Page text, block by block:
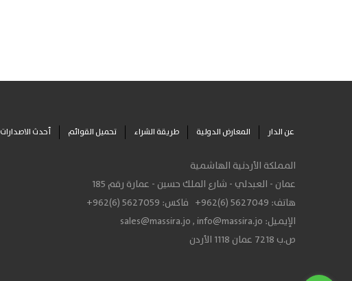
عن الدار المعارض الدولية طريقة الشراء تحميل القوائم أحدث الاصدارات
المملكة الأردنية الهاشمية
عمان - العبدلي - شارع الملك حسين - عمارة رقم 185
هاتف: +962(6) 5627049 فاكس: +962(6) 5627059
الإيميل:
sales@massira.jo,info@massira.jo
ص.ب 7218 عمان 1118 الأردن